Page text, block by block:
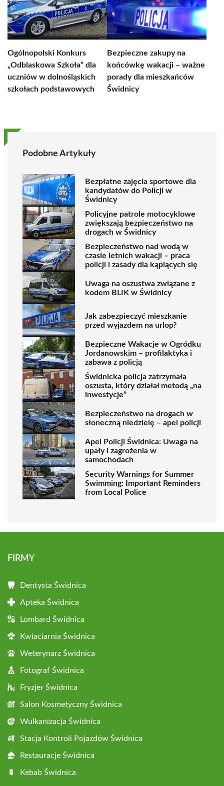
Ogólnopolski Konkurs
„Odblaskowa Szkoła” dla
uczniów w dolnośląskich
szkołach podstawowych
Bezpieczne zakupy na
końcówkę wakacji – ważne
porady dla mieszkańców
Świdnicy
Podobne Artykuły
Bezpłatne zajęcia sportowe dla
kandydatów do Policji w
Świdnicy
Policyjne patrole motocyklowe
zwiększają bezpieczeństwo na
drogach w Świdnicy
Bezpieczeństwo nad wodą w
czasie letnich wakacji – praca
policji i zasady dla kąpiących się
Uwaga na oszustwa związane z
kodem BLIK w Świdnicy
Jak zabezpieczyć mieszkanie
przed wyjazdem na urlop?
Bezpieczne Wakacje w Ogródku
Jordanowskim – profilaktyka i
zabawa z policją
Świdnicka policja zatrzymała
oszusta, który działał metodą „na
inwestycje”
Bezpieczeństwo na drogach w
słoneczną niedzielę – apel policji
Apel Policji Świdnica: Uwaga na
upały i zagrożenia w
samochodach
Security Warnings for Summer
Swimming: Important Reminders
from Local Police
FIRMY
Dentysta Świdnica
Apteka Świdnica
Lombard Świdnica
Kwiaciarnia Świdnica
Weterynarz Świdnica
Fotograf Świdnica
Fryzjer Świdnica
Salon Kosmetyczny Świdnica
Wulkanizacja Świdnica
Stacja Kontroli Pojazdów Świdnica
Restauracje Świdnica
Kebab Świdnica